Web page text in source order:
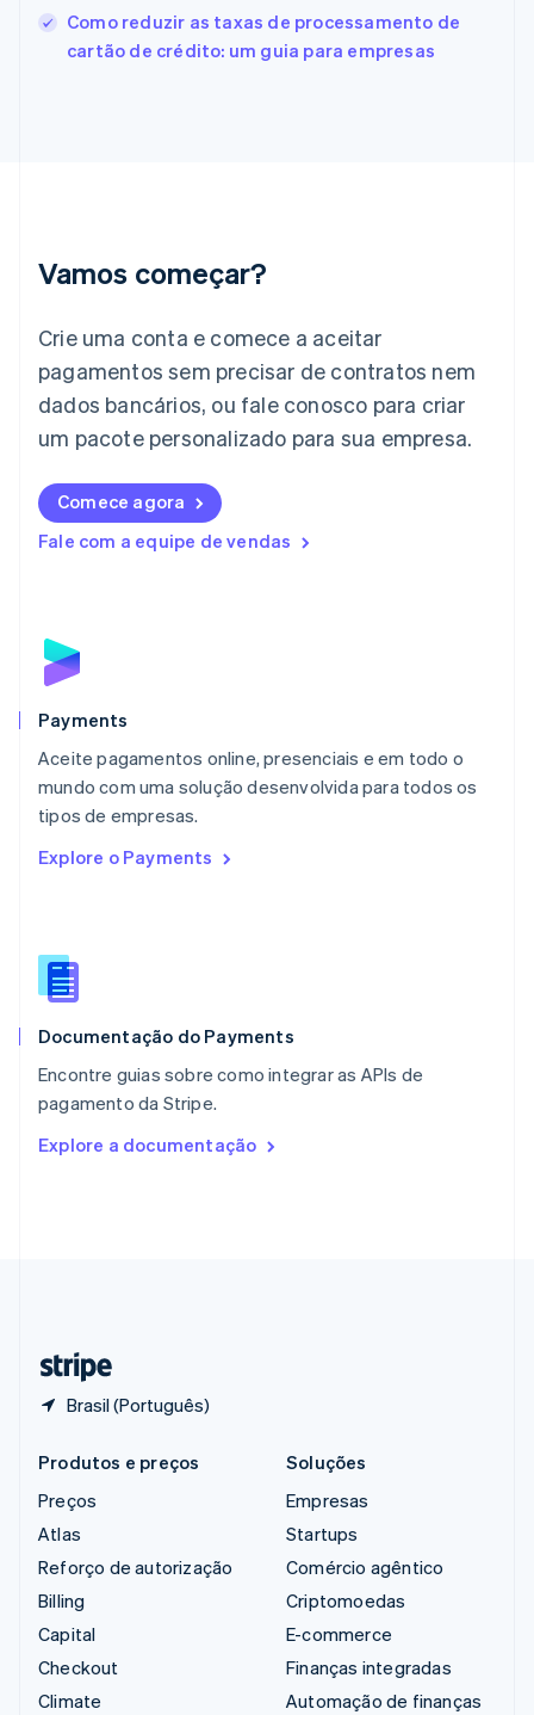
Como reduzir as taxas de processamento de
cartão de crédito: um guia para empresas
Vamos começar?
Crie uma conta e comece a aceitar
pagamentos sem precisar de contratos nem
dados bancários, ou fale conosco para criar
um pacote personalizado para sua empresa.
Comece agora
Fale com a equipe de vendas
Payments
Aceite pagamentos online, presenciais e em todo o
mundo com uma solução desenvolvida para todos os
tipos de empresas.
Explore o Payments
Documentação do Payments
Encontre guias sobre como integrar as APIs de
pagamento da Stripe.
Explore a documentação
Brasil (Português)
França
Gibraltar
English
Italiano English
日本語English
Letônia
Liechtenstein
Lituânia
English
Luxemburgo
Malta
English
EspañolEnglish
English
Nova Zelândia
English
NederlandsEnglish
Português
RAE de Hong Kong, China
Reino Unido
República Tcheca
English
English
Produtos e preços
Preços
Atlas
Reforço de autorização
Billing
Capital
Checkout
Climate
Soluções
Empresas
Startups
Comércio agêntico
Criptomoedas
E-commerce
Finanças integradas
Automação de finanças